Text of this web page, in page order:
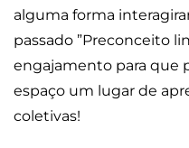
alguma forma
passado ”Preconceito
engajamento para que
espaço um lugar de
coletivas!